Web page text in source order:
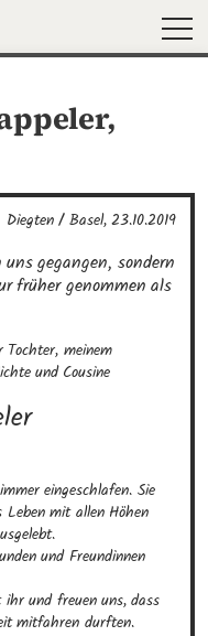
Diegten / Basel, 23.10.2019
gegangen, sondern
früher genommen als
Tochter, meinem
und Cousine
eingeschlafen. Sie
mit allen Höhen
und Freundinnen
ihr und freuen uns, dass
mitfahren durften.